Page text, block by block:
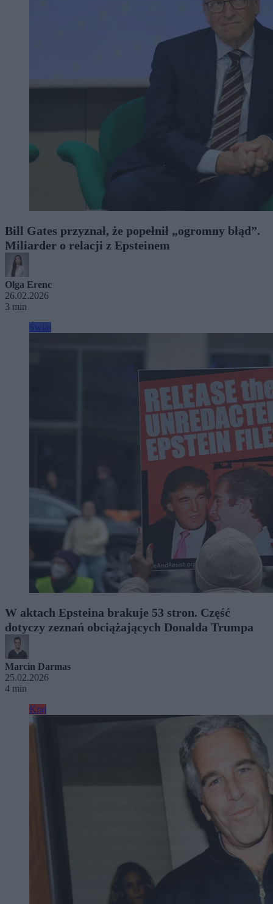
Bill Gates przyznał, że popełnił „ogromny błąd”.
Miliarder o relacji z Epsteinem
Olga Erenc
26.02.2026
3 min
W aktach Epsteina brakuje 53 stron. Część
dotyczy zeznań obciążających Donalda Trumpa
Marcin Darmas
25.02.2026
4 min
Kraj